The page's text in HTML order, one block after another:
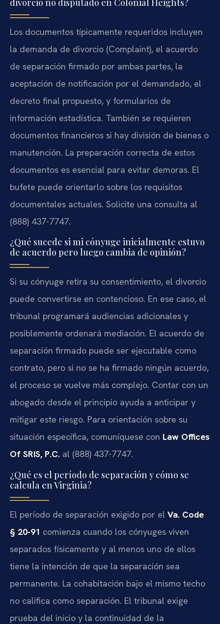
divorcio no disputado en Colonial Heights?
Los documentos típicamente requeridos incluyen
la demanda de divorcio (Complaint), el acuerdo
de separación firmado por ambas partes, la
aceptación de notificación por el demandado, el
decreto final propuesto, y formularios de
información estadística. También se requieren
documentos financieros si hay división de bienes o
manutención. La preparación correcta de estos
documentos es esencial para evitar demoras. El
bufete puede orientarlo sobre los requisitos
documentales actuales. Solicite una consulta al
(888) 437-7747.
¿Qué sucede si mi cónyuge inicialmente estuvo
de acuerdo pero luego cambia de opinión?
Si su cónyuge retira su consentimiento, el divorcio
puede convertirse en contencioso. En ese caso, el
tribunal programará audiencias adicionales y
posiblemente ordenará mediación. El acuerdo de
separación firmado puede ser ejecutable como
contrato, pero si no se ha firmado ningún acuerdo,
el proceso se vuelve más complejo. Contar con un
abogado desde el principio ayuda a anticipar y
mitigar este riesgo. Para orientación sobre su
situación específica, comuníquese con Law Offices
Of SRIS, P.C. al (888) 437-7747.
¿Qué es el período de separación y cómo se
calcula en Virginia?
El período de separación exigido por el Va. Code
§ 20-91 comienza cuando los cónyuges viven
separados físicamente y al menos uno de ellos
tiene la intención de que la separación sea
permanente. La cohabitación bajo el mismo techo
no califica como separación. El tribunal exige
prueba del inicio y la continuidad de la